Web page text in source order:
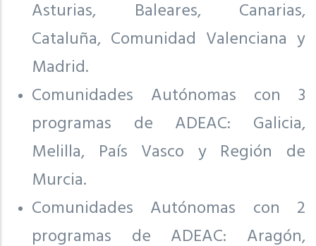
Asturias, Baleares, Canarias,
Cataluña, Comunidad Valenciana y
Madrid.
Comunidades Autónomas con 3
programas de ADEAC: Galicia,
Melilla, País Vasco y Región de
Murcia.
Comunidades Autónomas con 2
programas de ADEAC: Aragón,